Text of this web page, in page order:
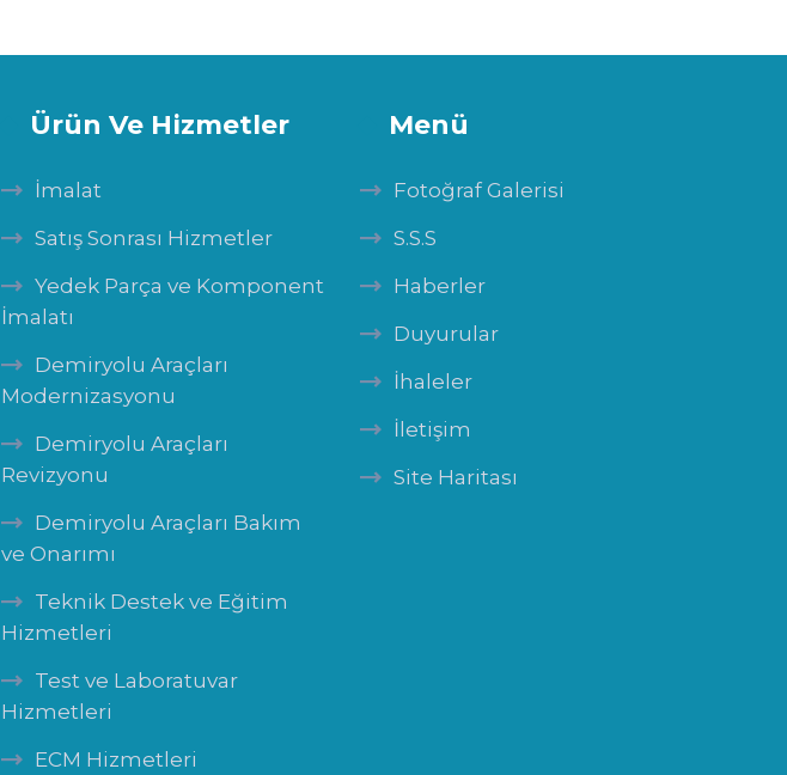
Ürün Ve Hizmetler
İmalat
Satış Sonrası Hizmetler
Yedek Parça ve Komponent
İmalatı
Demiryolu Araçları
Modernizasyonu
Demiryolu Araçları
Revizyonu
Demiryolu Araçları Bakım
ve Onarımı
Teknik Destek ve Eğitim
Hizmetleri
Test ve Laboratuvar
Hizmetleri
ECM Hizmetleri
Menü
Fotoğraf Galerisi
S.S.S
Haberler
Duyurular
İhaleler
İletişim
Site Haritası